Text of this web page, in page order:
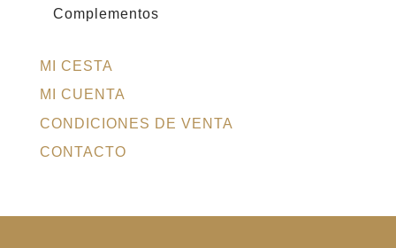
Complementos
MI CESTA
MI CUENTA
CONDICIONES DE VENTA
CONTACTO